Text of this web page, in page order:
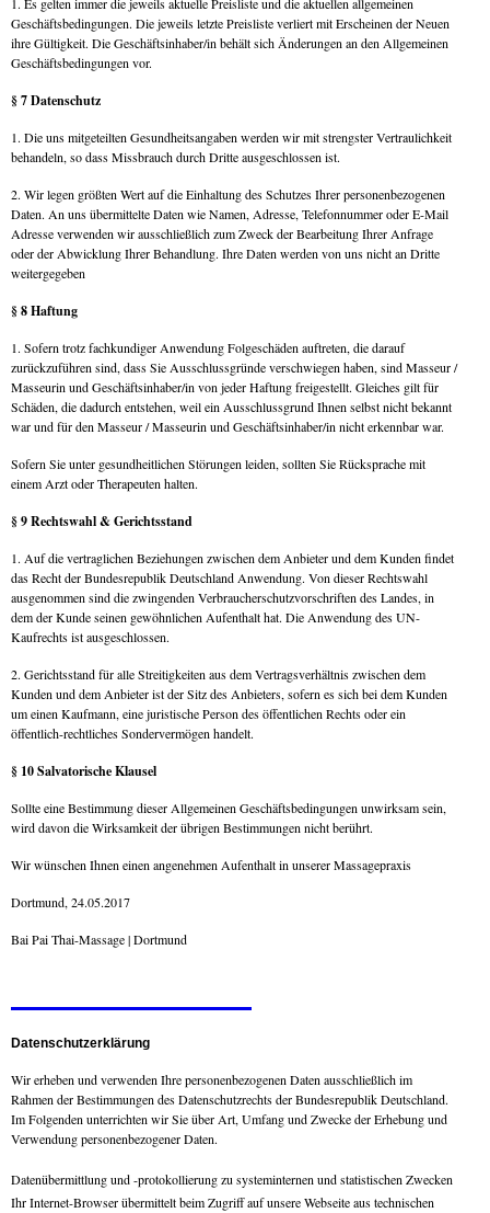
Geschäftsbedingungen. Die jeweils letzte Preisliste verliert mit Erscheinen der Neuen
ihre Gültigkeit. Die Geschäftsinhaber/in behält sich Änderungen an den Allgemeinen
Geschäftsbedingungen vor.
§ 7 Datenschutz
1. Die uns mitgeteilten Gesundheitsangaben werden wir mit strengster Vertraulichkeit
behandeln, so dass Missbrauch durch Dritte ausgeschlossen ist.
2. Wir legen größten Wert auf die Einhaltung des Schutzes Ihrer personenbezogenen
Daten. An uns übermittelte Daten wie Namen, Adresse, Telefonnummer oder E-Mail
Adresse verwenden wir ausschließlich zum Zweck der Bearbeitung Ihrer Anfrage
oder der Abwicklung Ihrer Behandlung. Ihre Daten werden von uns nicht an Dritte
weitergegeben
§ 8 Haftung
1. Sofern trotz fachkundiger Anwendung Folgeschäden auftreten, die darauf
zurückzuführen sind, dass Sie Ausschlussgründe verschwiegen haben, sind Masseur /
Masseurin und Geschäftsinhaber/in von jeder Haftung freigestellt. Gleiches gilt für
Schäden, die dadurch entstehen, weil ein Ausschlussgrund Ihnen selbst nicht bekannt
war und für den Masseur / Masseurin und Geschäftsinhaber/in nicht erkennbar war.
Sofern Sie unter gesundheitlichen Störungen leiden, sollten Sie Rücksprache mit
einem Arzt oder Therapeuten halten.
§ 9 Rechtswahl & Gerichtsstand
1. Auf die vertraglichen Beziehungen zwischen dem Anbieter und dem Kunden findet
das Recht der Bundesrepublik Deutschland Anwendung. Von dieser Rechtswahl
ausgenommen sind die zwingenden Verbraucherschutzvorschriften des Landes, in
dem der Kunde seinen gewöhnlichen Aufenthalt hat. Die Anwendung des UN-
Kaufrechts ist ausgeschlossen.
2. Gerichtsstand für alle Streitigkeiten aus dem Vertragsverhältnis zwischen dem
Kunden und dem Anbieter ist der Sitz des Anbieters, sofern es sich bei dem Kunden
um einen Kaufmann, eine juristische Person des öffentlichen Rechts oder ein
öffentlich-rechtliches Sondervermögen handelt.
§ 10 Salvatorische Klausel
Sollte eine Bestimmung dieser Allgemeinen Geschäftsbedingungen unwirksam sein,
wird davon die Wirksamkeit der übrigen Bestimmungen nicht berührt.
Wir wünschen Ihnen einen angenehmen Aufenthalt in unserer Massagepraxis
Dortmund, 24.05.2017
Bai Pai Thai-Massage | Dortmund
Datenschutzerklärung
Wir erheben und verwenden Ihre personenbezogenen Daten ausschließlich im
Rahmen der Bestimmungen des Datenschutzrechts der Bundesrepublik Deutschland.
Im Folgenden unterrichten wir Sie über Art, Umfang und Zwecke der Erhebung und
Verwendung personenbezogener Daten.
Datenübermittlung und -protokollierung zu systeminternen und statistischen Zwecken
Ihr Internet-Browser übermittelt beim Zugriff auf unsere Webseite aus technischen